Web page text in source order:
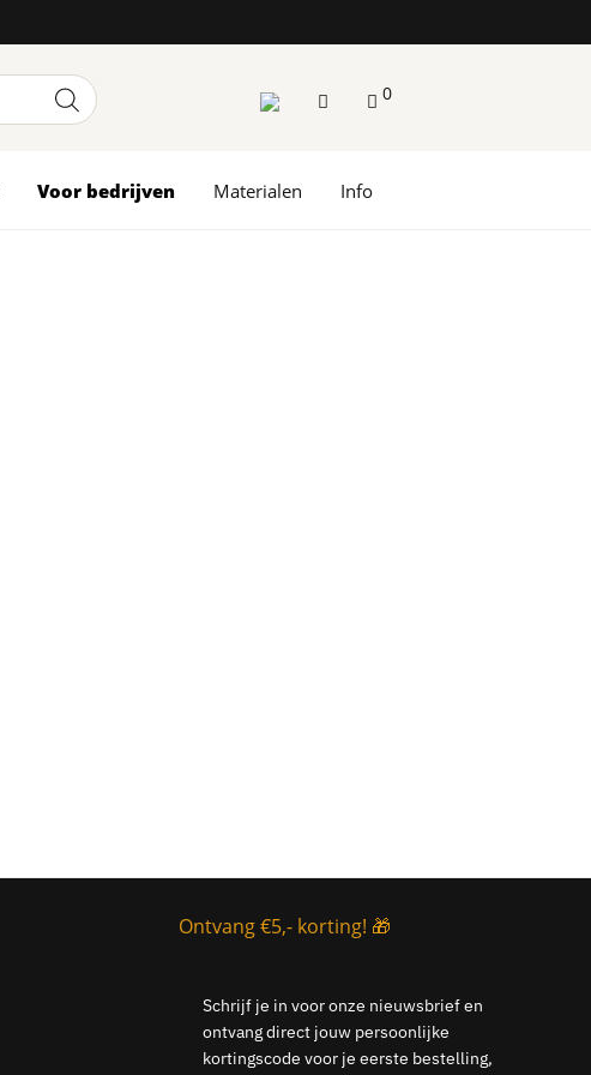
Voor bedrijven Materialen Info
0
Ontvang €5,- korting! 🎁
Schrijf je in voor onze nieuwsbrief en
ontvang direct jouw persoonlijke
kortingscode voor je eerste bestelling,